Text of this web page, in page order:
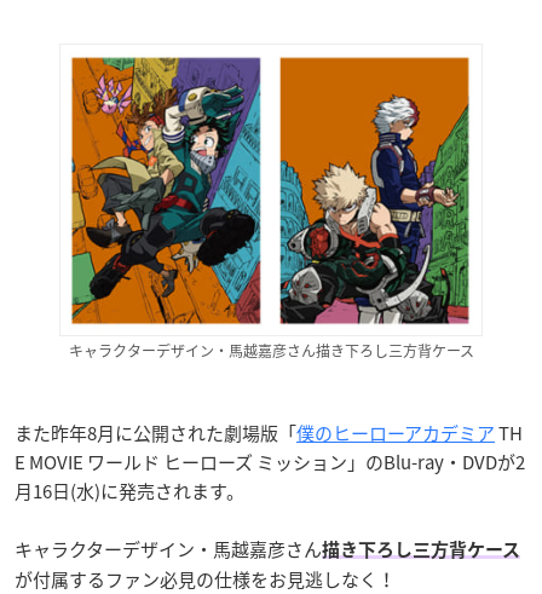
キャラクターデザイン・馬越嘉彦さん描き下ろし三方背ケース
また昨年8月に公開された劇場版「僕のヒーローアカデミアTH
E MOVIE ワールド ヒーローズ ミッション」のBlu-ray・DVDが2
月16日(水)に発売されます。
キャラクターデザイン・馬越嘉彦さん描き下ろし三方背ケース
が付属するファン必見の仕様をお見逃しなく！